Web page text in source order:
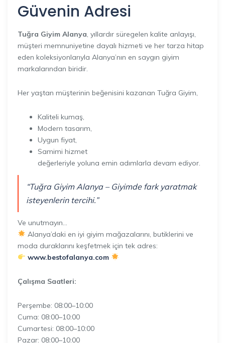
Güvenin Adresi
Tuğra Giyim Alanya, yıllardır süregelen kalite anlayışı,
müşteri memnuniyetine dayalı hizmeti ve her tarza hitap
eden koleksiyonlarıyla Alanya’nın en saygın giyim
markalarından biridir.
Her yaştan müşterinin beğenisini kazanan Tuğra Giyim,
Kaliteli kumaş,
Modern tasarım,
Uygun fiyat,
Samimi hizmet
değerleriyle yoluna emin adımlarla devam ediyor.
“Tuğra Giyim Alanya – Giyimde fark yaratmak
isteyenlerin tercihi.”
Ve unutmayın…
Alanya’daki en iyi giyim mağazalarını, butiklerini ve
moda duraklarını keşfetmek için tek adres:
www.bestofalanya.com
Çalışma Saatleri:
Perşembe: 08:00–10:00
Cuma: 08:00–10:00
Cumartesi: 08:00–10:00
Pazar: 08:00–10:00